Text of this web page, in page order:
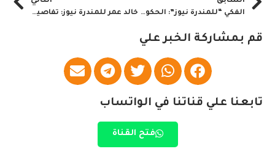
الفكي “للمندرة نيوز”: الحكومة تتفاوض مع ترك خالد عمر للمندرة نيوز: تفاصيل مهمة بشأن الشرق
قم بمشاركة الخبر علي
تابعنا علي قناتنا في الواتساب
فتح القناة